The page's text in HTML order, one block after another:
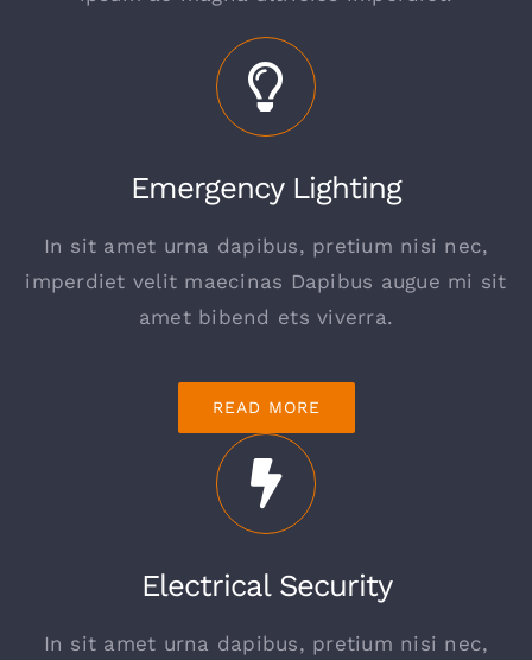
Emergency Lighting
In sit amet urna dapibus, pretium nisi nec,
imperdiet velit maecinas Dapibus augue mi sit
amet bibend ets viverra.
READ MORE
Electrical Security
In sit amet urna dapibus, pretium nisi nec,